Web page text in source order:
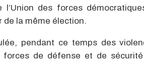
l’Union des forces
de la même élection.
pendant ce temps des
forces de défense et de